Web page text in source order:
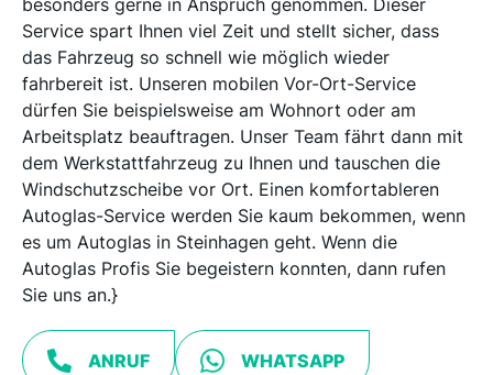
Service spart Ihnen viel Zeit und stellt sicher, dass
das Fahrzeug so schnell wie möglich wieder
fahrbereit ist. Unseren mobilen Vor-Ort-Service
dürfen Sie beispielsweise am Wohnort oder am
Arbeitsplatz beauftragen. Unser Team fährt dann mit
dem Werkstattfahrzeug zu Ihnen und tauschen die
Windschutzscheibe vor Ort. Einen komfortableren
Autoglas-Service werden Sie kaum bekommen, wenn
es um Autoglas in Steinhagen geht. Wenn die
Autoglas Profis Sie begeistern konnten, dann rufen
Sie uns an.}
ANRUF WHATSAPP